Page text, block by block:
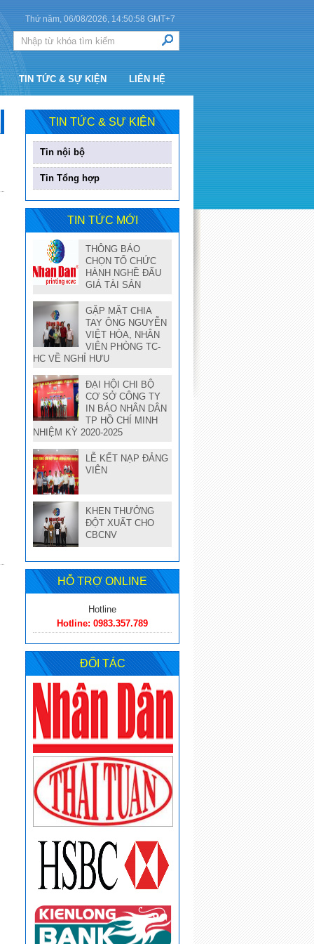
Thứ năm, 06/08/2026, 14:50:59 GMT+7
TIN TỨC & SỰ KIỆN LIÊN HỆ
TIN TỨC & SỰ KIỆN
Tin nội bộ
Tin Tổng hợp
TIN TỨC MỚI
THÔNG BÁO
CHỌN TỔ CHỨC
HÀNH NGHỀ ĐẤU
GIÁ TÀI SẢN
GẶP MẶT CHIA
TAY ÔNG NGUYỄN
VIỆT HÒA, NHÂN
VIÊN PHÒNG TC-
HC VỀ NGHỈ HƯU
ĐẠI HỘI CHI BỘ
CƠ SỞ CÔNG TY
IN BÁO NHÂN DÂN
TP HỒ CHÍ MINH
NHIỆM KỲ 2020-2025
LỄ KẾT NẠP ĐẢNG
VIÊN
KHEN THƯỞNG
ĐỘT XUẤT CHO
CBCNV
HỖ TRỢ ONLINE
Hotline
Hotline: 0983.357.789
ĐỐI TÁC